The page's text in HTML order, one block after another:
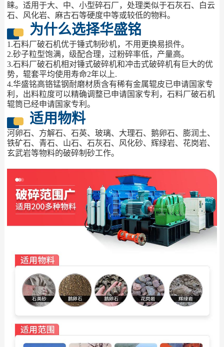
睐。适用于大、中、小型碎石厂，处理类似于石灰石、白云
石、风化岩、麻古石等硬度中等或较低的物料。
为什么选择华盛铭
1.石料厂破石机优于锤式制砂机，不用更换易损件。
2.砂子粒型饱满，级配合理，过粉碎率低，产量高。
3.石料厂破石机相对锤式破碎机和冲击式破碎机有巨大的优
势，辊套平均使用寿命2年以上.
4.华盛铭高铬锰钢耐磨材质含有稀有金属辊皮已申请国家专
利，出料粒度可以精确调整已申请国家专利，石料厂破石机
辊筒已经申请国家专利。
适用物料
河卵石、方解石、石英、玻璃、大理石、鹅卵石、膨润土、
铁矿石、青石、山石、石灰石、风化砂、辉绿岩、花岗岩、
玄武岩等物料的破碎制砂工作。